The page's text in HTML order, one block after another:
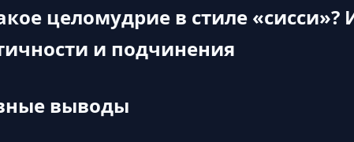
целомудрие в стиле «сисси»?
и подчинения
выводы